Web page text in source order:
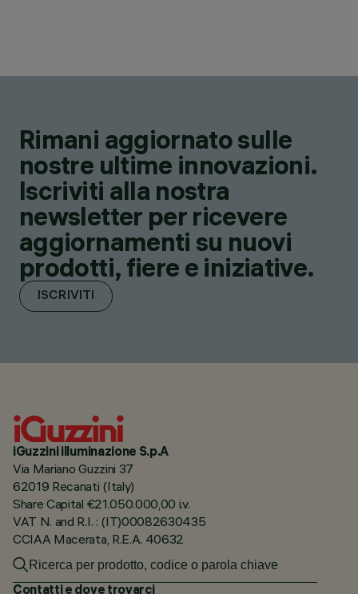
Rimani aggiornato sulle
nostre ultime innovazioni.
Iscriviti alla nostra
newsletter per ricevere
aggiornamenti su nuovi
prodotti, fiere e iniziative.
ISCRIVITI
iGuzzini illuminazione S.p.A
Via Mariano Guzzini 37
62019 Recanati (Italy)
Share Capital €21.050.000,00 i.v.
VAT N. and R.I. : (IT)00082630435
CCIAA Macerata, R.E.A. 40632
Contatti e dove trovarci